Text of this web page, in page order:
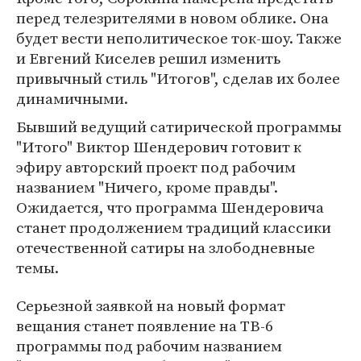
перед телезрителями в новом облике. Она
будет вести неполитическое ток-шоу. Также
и Евгений Киселев решил изменить
привычный стиль "Итогов", сделав их более
динамичными.
Бывший ведущий сатирической программы
"Итого" Виктор Шендерович готовит к
эфиру авторский проект под рабочим
названием "Ничего, кроме правды".
Ожидается, что программа Шендеровича
станет продолжением традиций классики
отечественной сатиры на злободневные
темы.
Серьезной заявкой на новый формат
вещания станет появление на ТВ-6
программы под рабочим названием